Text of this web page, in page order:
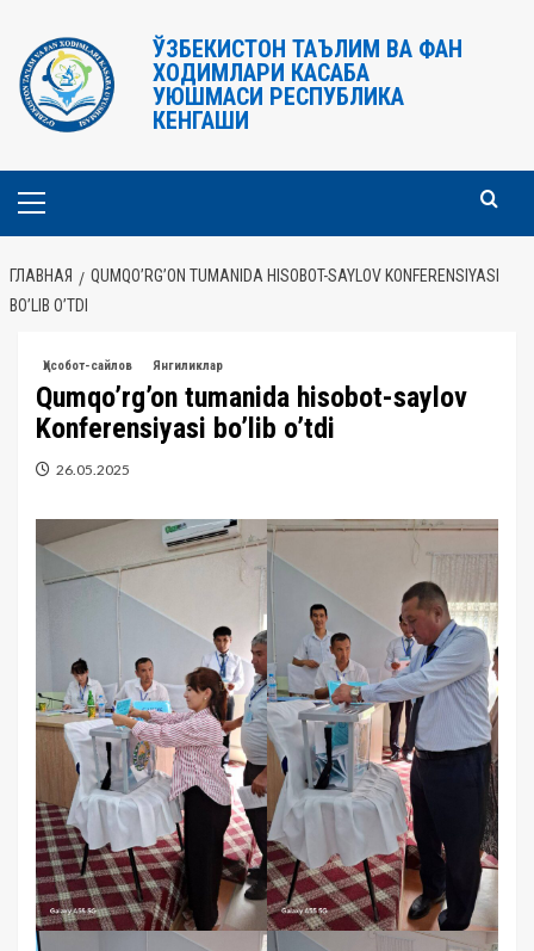
содержимому
ЎЗБЕКИСТОН ТАЪЛИМ ВА ФАН
ХОДИМЛАРИ КАСАБА
УЮШМАСИ РЕСПУБЛИКА
КЕНГАШИ
Основное
ГЛАВНАЯ
QUMQO’RG’ON TUMANIDA HISOBOT-SAYLOV KONFERENSIYASI
BO’LIB O’TDI
Ҳисобот-сайлов Янгиликлар
Qumqo’rg’on tumanida hisobot-saylov
Konferensiyasi bo’lib o’tdi
26.05.2025